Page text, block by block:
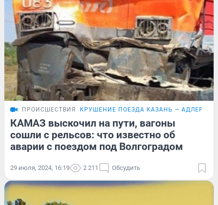
ПРОИСШЕСТВИЯ КРУШЕНИЕ ПОЕЗДА КАЗАНЬ — АДЛЕР
КАМАЗ выскочил на пути, вагоны
сошли с рельсов: что известно об
аварии с поездом под Волгоградом
29 июля, 2024, 16:19 2 211 Обсудить